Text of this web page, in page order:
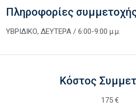
Πληροφορίες
ΥΒΡΙΔΙΚΟ, ΔΕΥΤΕΡΑ / 6:00-9:00 μ.μ.
Κόστος
175 €